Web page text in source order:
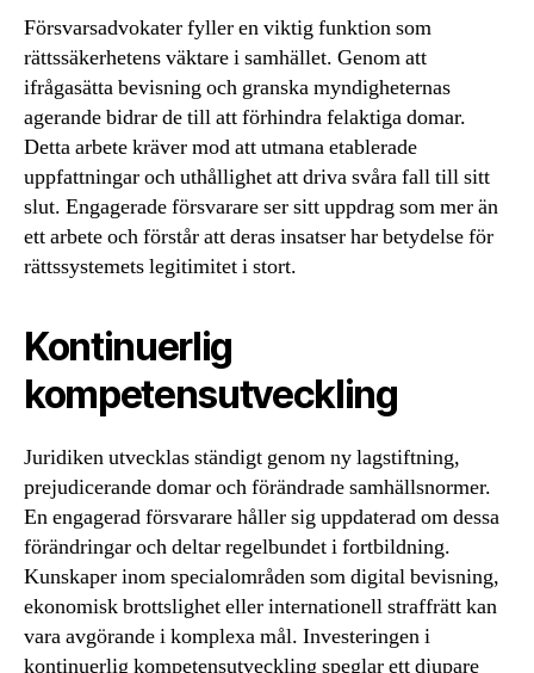
Försvarsadvokater fyller en viktig funktion som
rättssäkerhetens väktare i samhället. Genom att
ifrågasätta bevisning och granska myndigheternas
agerande bidrar de till att förhindra felaktiga domar.
Detta arbete kräver mod att utmana etablerade
uppfattningar och uthållighet att driva svåra fall till sitt
slut. Engagerade försvarare ser sitt uppdrag som mer än
ett arbete och förstår att deras insatser har betydelse för
rättssystemets legitimitet i stort.
Kontinuerlig
kompetensutveckling
Juridiken utvecklas ständigt genom ny lagstiftning,
prejudicerande domar och förändrade samhällsnormer.
En engagerad försvarare håller sig uppdaterad om dessa
förändringar och deltar regelbundet i fortbildning.
Kunskaper inom specialområden som digital bevisning,
ekonomisk brottslighet eller internationell straffrätt kan
vara avgörande i komplexa mål. Investeringen i
kontinuerlig kompetensutveckling speglar ett djupare